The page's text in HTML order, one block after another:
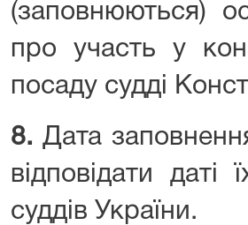
(заповнюються)
про участь у
посаду судді
8. Дата
відповідати
суддів України.